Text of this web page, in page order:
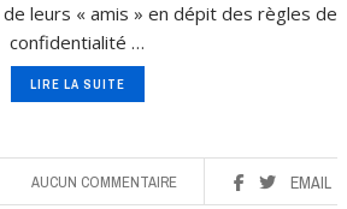
leurs « amis » en dépit des règles de
confidentialité …
LIRE LA SUITE
EMAIL
AUCUN COMMENTAIRE